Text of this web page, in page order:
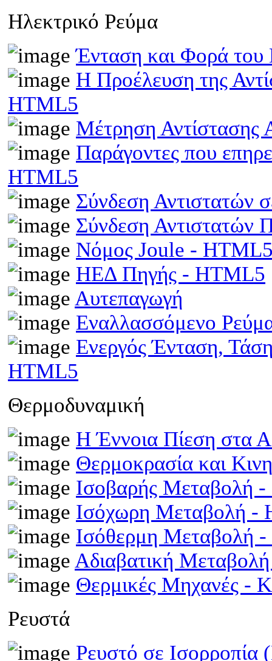
Ηλεκτρικό Ρεύμα
Ένταση και Φορά του
Η Προέλευση της
HTML5
Μέτρηση Αντίστασης
Παράγοντες που
HTML5
Σύνδεση Αντιστατών
Σύνδεση
Νόμος Joule -
ΗΕΔ Πηγής - HTML5
Αυτεπαγωγή
Εναλλασσόμενο
Ενεργός Ένταση,
HTML5
Θερμοδυναμική
Η Έννοια Πίεση στα
Θερμοκρασία και
Ισοβαρής Μεταβολή
Ισόχωρη Μεταβολή -
Ισόθερμη Μεταβολή
Αδιαβατική
Θερμικές Μηχανές -
Ρευστά
Ρευστό σε Ισορροπία